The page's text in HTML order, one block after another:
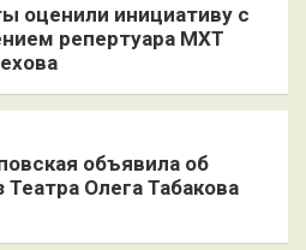
оценили инициативу с
репертуара МХТ
объявила об
Театра Олега Табакова